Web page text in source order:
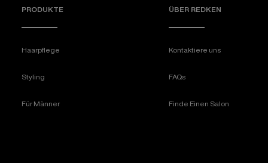
PRODUKTE
Haarpflege
Styling
Für Männer
ÜBER REDKEN​
Kontaktiere uns
FAQs
Finde Einen Salon